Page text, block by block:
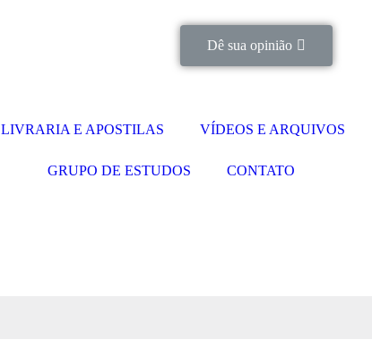
Dê sua opinião
LIVRARIA E APOSTILAS VÍDEOS E ARQUIVOS
GRUPO DE ESTUDOS CONTATO